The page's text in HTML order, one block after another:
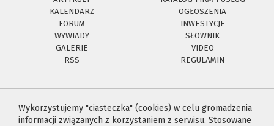
KALENDARZ
OGŁOSZENIA
FORUM
INWESTYCJE
WYWIADY
SŁOWNIK
GALERIE
VIDEO
RSS
REGULAMIN
Wykorzystujemy "ciasteczka" (cookies) w celu gromadzenia
informacji związanych z korzystaniem z serwisu. Stosowane